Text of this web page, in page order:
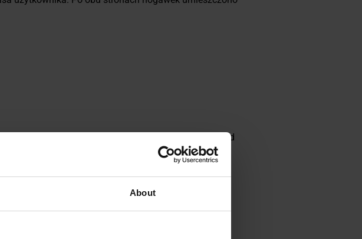
About
z myślą o rynku cywilnym. W zależności od
plamy w odcieniach ciemnoszarym, jasnoszarym i
Ciemna paleta barw sprawia, że
Dark Camodobrze
oraz jako element stylistyki taktycznej.